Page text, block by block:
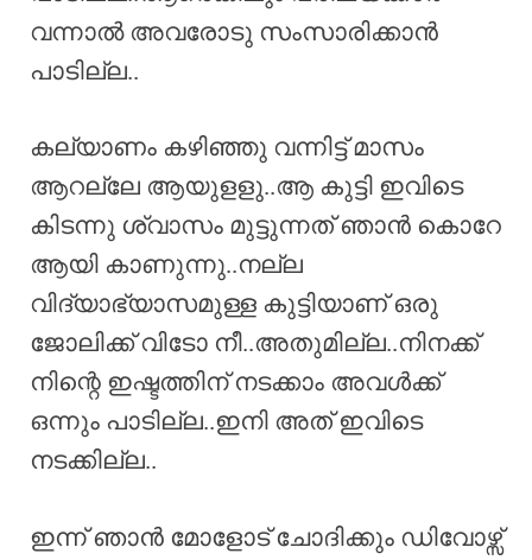
വന്നാൽ അവരോടു സംസാരിക്കാൻ
പാടില്ല..
കല്യാണം കഴിഞ്ഞു വന്നിട്ട് മാസം
ആറല്ലേ ആയുളളു..ആ കുട്ടി ഇവിടെ
കിടന്നു ശ്വാസം മുട്ടുന്നത് ഞാൻ കൊറേ
ആയി കാണുന്നു..നല്ല
വിദ്യാഭ്യാസമുള്ള കുട്ടിയാണ് ഒരു
ജോലിക്ക് വിടോ നീ..അതുമില്ല..നിനക്ക്
നിന്റെ ഇഷ്ടത്തിന് നടക്കാം അവൾക്ക്
ഒന്നും പാടില്ല..ഇനി അത് ഇവിടെ
നടക്കില്ല..
ഇന്ന് ഞാൻ മോളോട് ചോദിക്കും ഡിവോഴ്സ്